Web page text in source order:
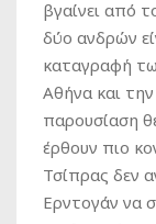
βγαίνει από
δύο ανδρών
καταγραφή
Αθήνα και
παρουσίαση
έρθουν πιο
Τσίπρας δεν
Ερντογάν να